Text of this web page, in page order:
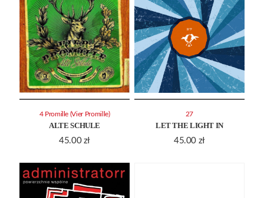
ALTE SCHULE
45.00 zł
4 Promille (Vier Promille)
LET THE LIGHT IN
45.00 zł
27